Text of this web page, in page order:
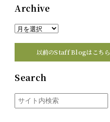
Archive
以前のStaff Blogはこちら
Search